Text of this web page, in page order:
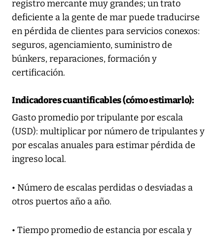
registro mercante muy grandes; un trato
deficiente a la gente de mar puede traducirse
en pérdida de clientes para servicios conexos:
seguros, agenciamiento, suministro de
búnkers, reparaciones, formación y
certificación.
Indicadores cuantificables (cómo estimarlo):
Gasto promedio por tripulante por escala
(USD): multiplicar por número de tripulantes y
por escalas anuales para estimar pérdida de
ingreso local.
• Número de escalas perdidas o desviadas a
otros puertos año a año.
• Tiempo promedio de estancia por escala y